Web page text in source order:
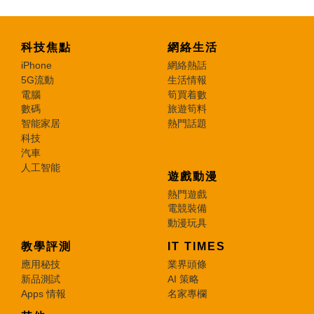
科技焦點
iPhone
5G流動
電腦
數碼
智能家居
科技
汽車
人工智能
網絡生活
網絡熱話
生活情報
筍買着數
旅遊筍料
熱門話題
遊戲動漫
熱門遊戲
電競裝備
動漫玩具
教學評測
應用秘技
新品測試
Apps 情報
IT TIMES
業界頭條
AI 策略
名家專欄